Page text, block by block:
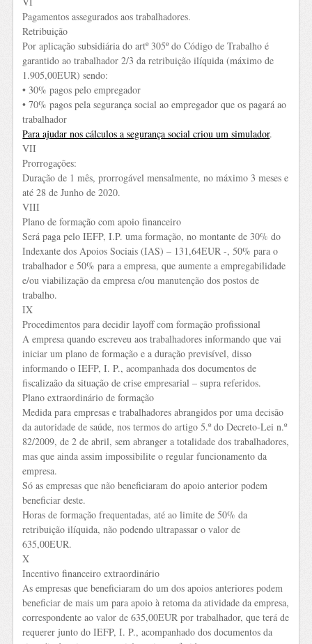
Pagamentos assegurados aos trabalhadores.
Retribuição
Por aplicação subsidiária do artº 305º do Código de Trabalho é
garantido ao trabalhador 2/3 da retribuição ilíquida (máximo de
1.905,00EUR) sendo:
• 30% pagos pelo empregador
• 70% pagos pela segurança social ao empregador que os pagará ao
trabalhador
Para ajudar nos cálculos a segurança social criou um simulador.
VII
Prorrogações:
Duração de 1 mês, prorrogável mensalmente, no máximo 3 meses e
até 28 de Junho de 2020.
VIII
Plano de formação com apoio financeiro
Será paga pelo IEFP, I.P. uma formação, no montante de 30% do
Indexante dos Apoios Sociais (IAS) – 131,64EUR -, 50% para o
trabalhador e 50% para a empresa, que aumente a empregabilidade
e/ou viabilização da empresa e/ou manutenção dos postos de
trabalho.
IX
Procedimentos para decidir layoff com formação profissional
A empresa quando escreveu aos trabalhadores informando que vai
iniciar um plano de formação e a duração previsível, disso
informando o IEFP, I. P., acompanhada dos documentos de
fiscalizaão da situação de crise empresarial – supra referidos.
Plano extraordinário de formação
Medida para empresas e trabalhadores abrangidos por uma decisão
da autoridade de saúde, nos termos do artigo 5.º do Decreto-Lei n.º
82/2009, de 2 de abril, sem abranger a totalidade dos trabalhadores,
mas que ainda assim impossibilite o regular funcionamento da
empresa.
Só as empresas que não beneficiaram do apoio anterior podem
beneficiar deste.
Horas de formação frequentadas, até ao limite de 50% da
retribuição ilíquida, não podendo ultrapassar o valor de
635,00EUR.
X
Incentivo financeiro extraordinário
As empresas que beneficiaram do um dos apoios anteriores podem
beneficiar de mais um para apoio à retoma da atividade da empresa,
correspondente ao valor de 635,00EUR por trabalhador, que terá de
requerer junto do IEFP, I. P., acompanhado dos documentos da